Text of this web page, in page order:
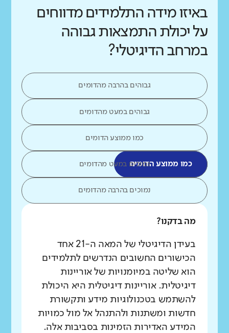
באיזו מידה התלמידים מדווחים
על יכולת התמצאות גבוהה
במרחב הדיגיטלי?
גבוהים בהרבה מהדומים
גבוהים במעט מהדומים
כמו ממוצע הדומים
כמו ממוצע הדומיםנמוכים במעט מהדומים
נמוכים בהרבה מהדומים
מה בדקנו?
בעידן הדיגיטלי של המאה ה-21 אחד
הכישורים החשובים הנדרשים לתלמידים
הוא שליטה במיומנויות של אוריינות
דיגיטלית. אוריינות דיגיטלית היא היכולת
להשתמש בטכנולוגיות מידע ותקשורת
חדשות ומשתנות ולהתנהל אל מול כמויות
המידע האדירות הזמינות בסביבות אלה.